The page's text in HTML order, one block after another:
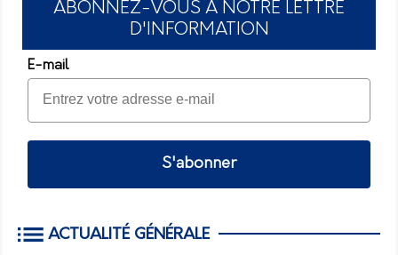
ABONNEZ-VOUS À NOTRE LETTRE
D'INFORMATION
E-mail
S'abonner
ACTUALITÉ GÉNÉRALE